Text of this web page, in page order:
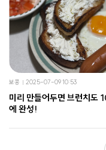
보콩 2025-07-09 10:53
미리 만들어두면 브런치도
에 완성!